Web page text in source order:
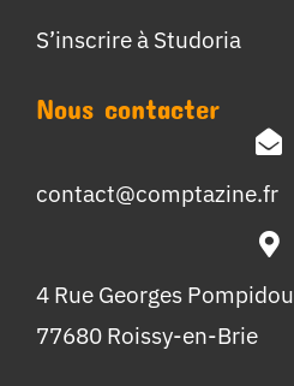
S’inscrire à Studoria
Nous contacter
contact@comptazine.fr
4 Rue Georges Pompidou
77680 Roissy-en-Brie